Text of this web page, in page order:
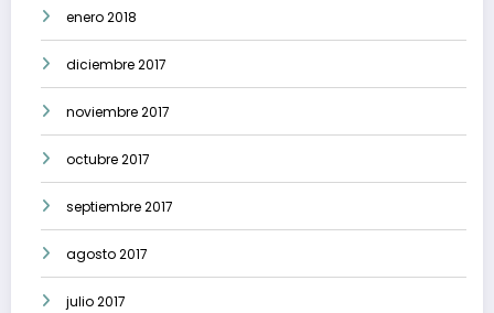
enero 2018
diciembre 2017
noviembre 2017
octubre 2017
septiembre 2017
agosto 2017
julio 2017